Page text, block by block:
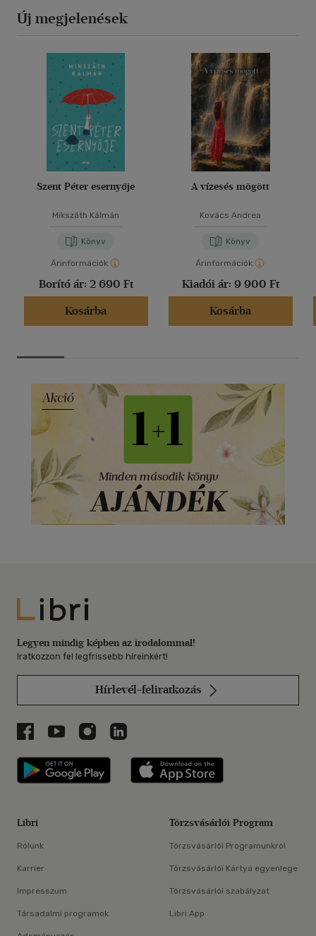
Új megjelenések
Szent Péter esernyője
Mikszáth Kálmán
Könyv
Árinformációk
Borító ár: 2 690 Ft
Kosárba
A vízesés mögött
Kovács Andrea
Könyv
Árinformációk
Kiadói ár: 9 900 Ft
Kosárba
Libri
Legyen mindig képben az irodalommal!
Iratkozzon fel legfrissebb híreinkért!
Hírlevél-feliratkozás
Libri a Facebookon
Libri a Youtube-on
Libri az Instagramon
Libri a LinkedInen
Libri applikáció Szerezd meg: Google
Libri
Rólunk
Karrier
Impresszum
Társadalmi programok
Törzsvásárlói Program
Törzsvásárlói Programunkról
Törzsvásárlói Kártya egyenlege
Törzsvásárlói szabályzat
Libri App